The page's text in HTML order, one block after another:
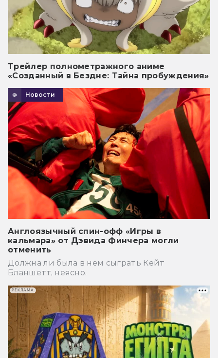
Трейлер полнометражного аниме
«Созданный в Бездне: Тайна пробуждения»
Новости
Англоязычный спин-офф «Игры в
кальмара» от Дэвида Финчера могли
отменить
Должна ли была в нем сыграть Кейт
Бланшетт, неясно.
РЕКЛАМА